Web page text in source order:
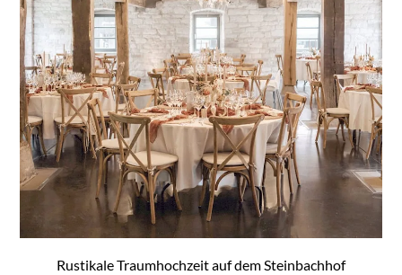
Rustikale Traumhochzeit auf dem Steinbachhof